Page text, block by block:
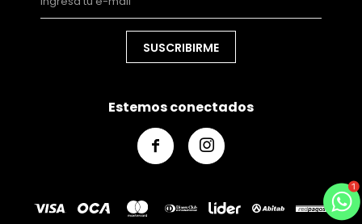
SUSCRIBIRME
Estemos conectados
 